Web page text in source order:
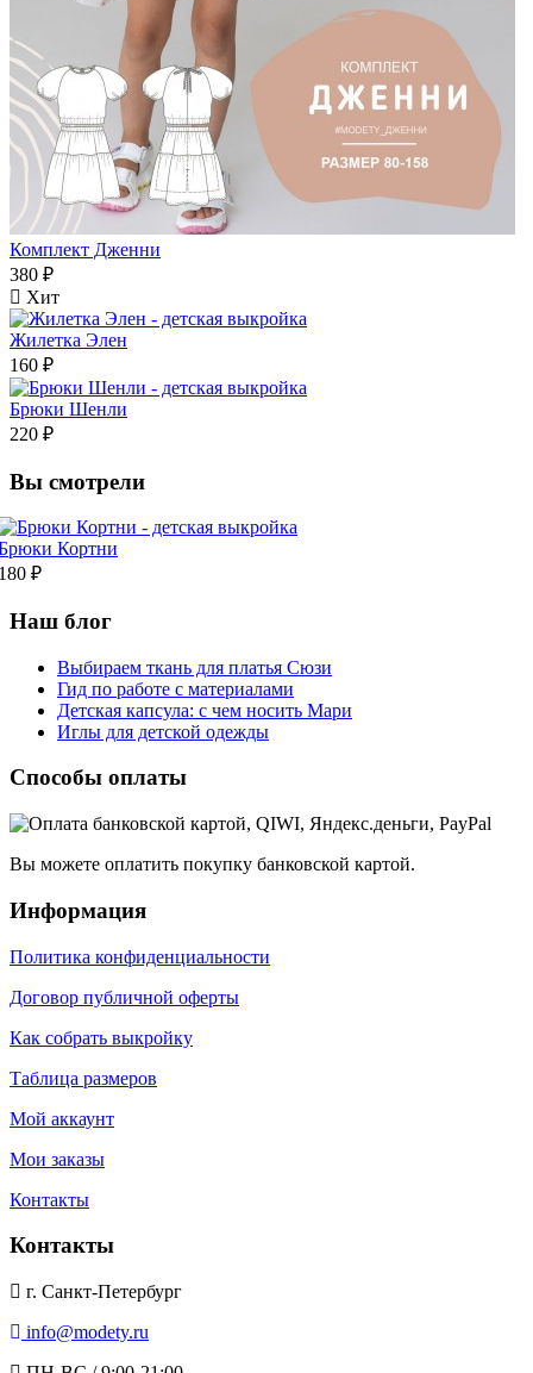
Комплект Дженни
380 ₽
Хит
Жилетка Элен
160 ₽
Брюки Шенли
220 ₽
Вы смотрели
Кортни
₽
Наш блог
Выбираем ткань для платья Сюзи
Гид по работе с материалами
Детская капсула: с чем носить Мари
Иглы для детской одежды
Способы оплаты
Вы можете оплатить покупку банковской картой.
Информация
Политика конфиденциальности
Договор публичной оферты
Как собрать выкройку
Таблица размеров
Мой аккаунт
Мои заказы
Контакты
Контакты
г. Санкт-Петербург
info@modety.ru